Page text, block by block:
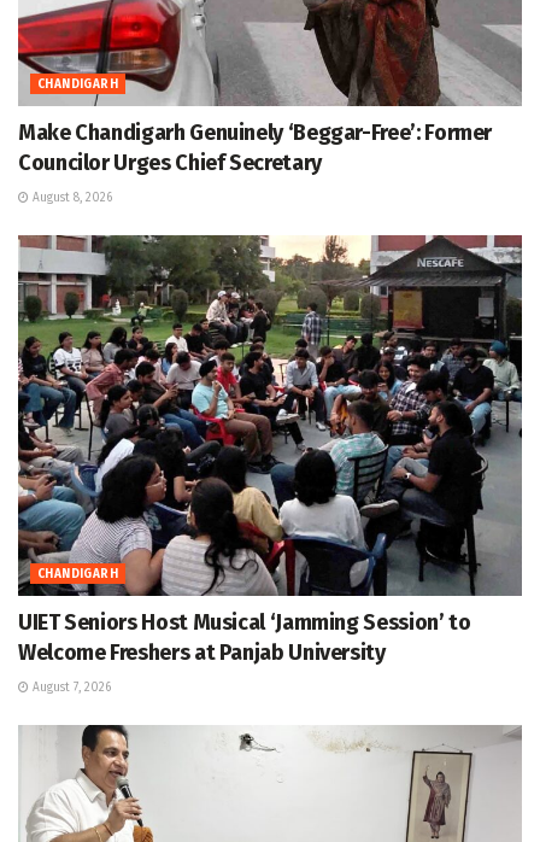
CHANDIGARH
Make Chandigarh Genuinely ‘Beggar-Free’: Former
Councilor Urges Chief Secretary
August 8, 2026
CHANDIGARH
UIET Seniors Host Musical ‘Jamming Session’ to
Welcome Freshers at Panjab University
August 7, 2026